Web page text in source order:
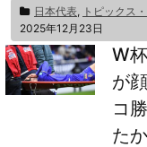
日本代表, トピックス
2025年12月23日
W
が
コ
たか